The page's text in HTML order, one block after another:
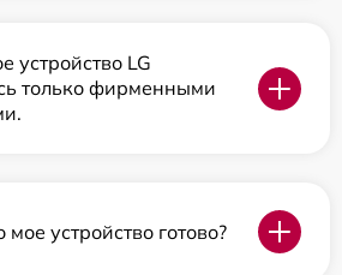
устройство LG
только фирменными
устройство готово?